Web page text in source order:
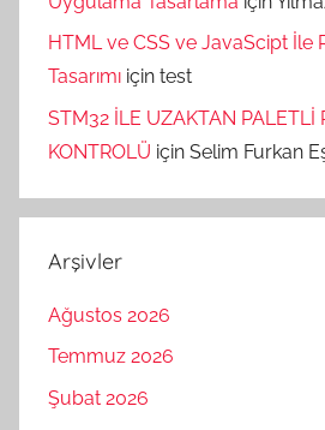
HTML ve CSS ve JavaScipt İle
Tasarımı için test
STM32 İLE UZAKTAN PALETLİ
KONTROLÜ için Selim Furkan
Arşivler
Ağustos 2026
Temmuz 2026
Şubat 2026